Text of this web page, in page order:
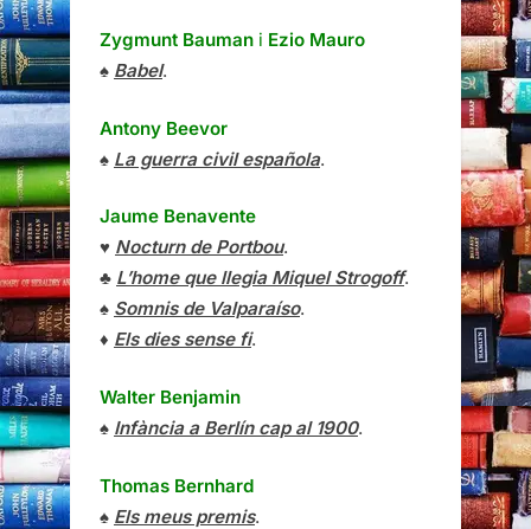
Zygmunt Bauman i Ezio Mauro
♠ Babel.
Antony Beevor
♠ La guerra civil española.
Jaume Benavente
♥ Nocturn de Portbou.
♣ L’home que llegia Miquel Strogoff.
♠ Somnis de Valparaíso.
♦ Els dies sense fi.
Walter Benjamin
♠ Infància a Berlín cap al 1900.
Thomas Bernhard
♠ Els meus premis.